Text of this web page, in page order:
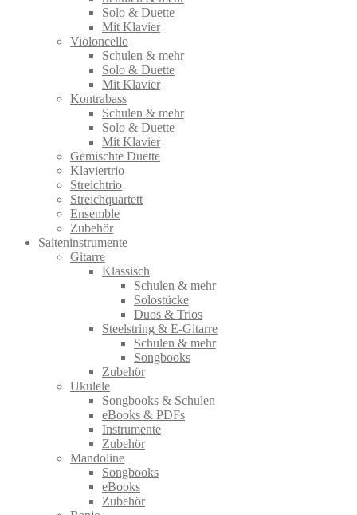
Solo & Duette
Mit Klavier
Violoncello
Schulen & mehr
Solo & Duette
Mit Klavier
Kontrabass
Schulen & mehr
Solo & Duette
Mit Klavier
Gemischte Duette
Klaviertrio
Streichtrio
Streichquartett
Ensemble
Zubehör
Saiteninstrumente
Gitarre
Klassisch
Schulen & mehr
Solostücke
Duos & Trios
Steelstring & E-Gitarre
Schulen & mehr
Songbooks
Zubehör
Ukulele
Songbooks & Schulen
eBooks & PDFs
Instrumente
Zubehör
Mandoline
Songbooks
eBooks
Zubehör